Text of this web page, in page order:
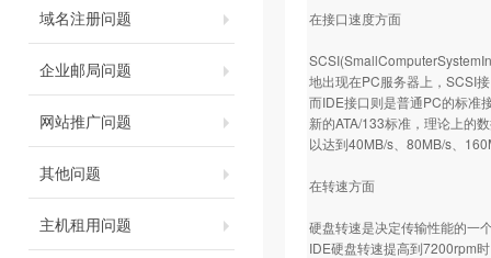
域名注册问题
企业邮局问题
网站推广问题
其他问题
主机租用问题
在接口速度方面
地出现在PC服务器上，SCSI
而IDE接口则是普通PC的标准
新的ATA/133标准，理论上的
以达到40MB/s、80MB/s、
在转速方面
硬盘转速是决定传输性能的一
IDE硬盘转速提高到7200rpm